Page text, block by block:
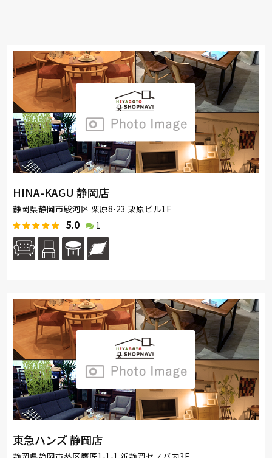
HINA-KAGU 静岡店
静岡県静岡市駿河区 栗原8-23 栗原ビル1F
5.0 1
東急ハンズ 静岡店